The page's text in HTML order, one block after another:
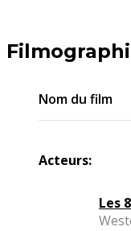
Nom du film
Acteurs:
Les